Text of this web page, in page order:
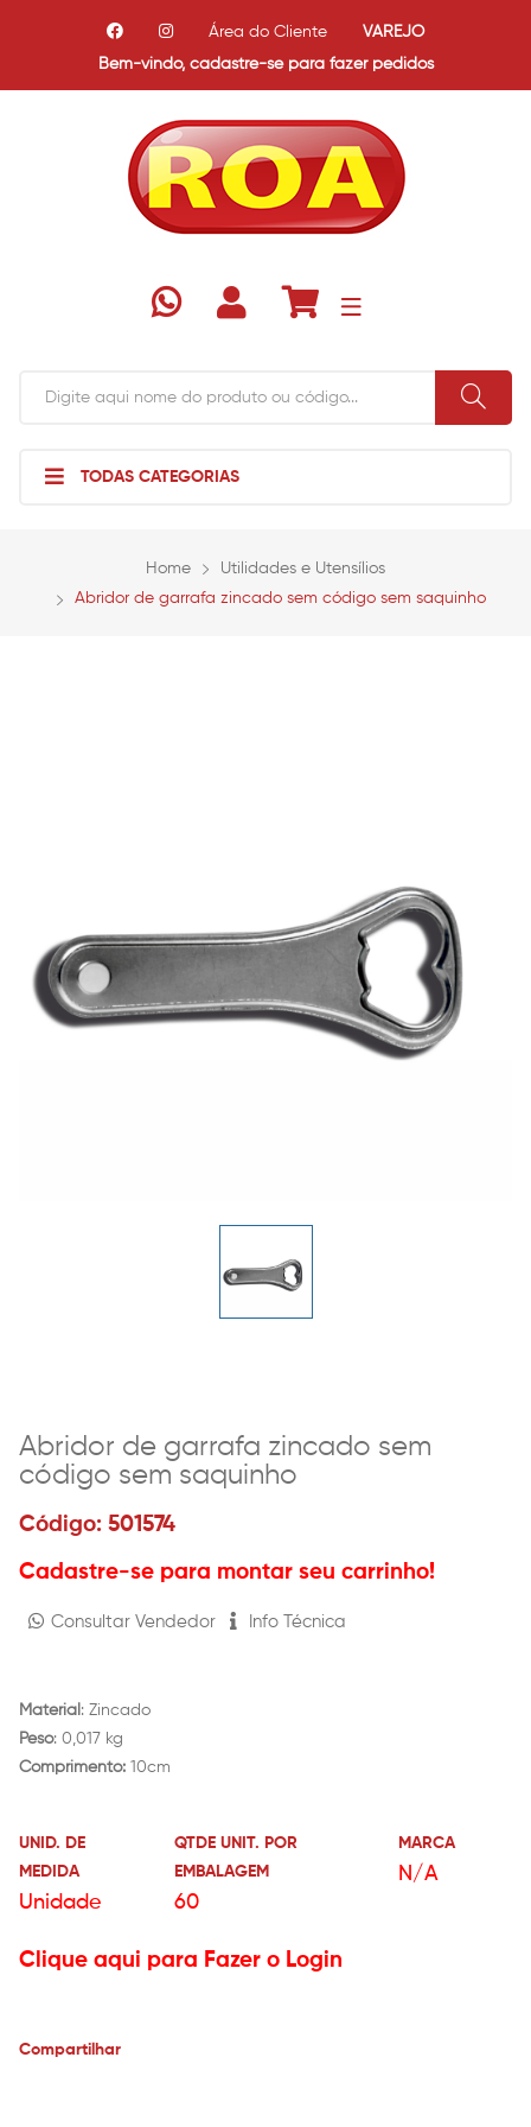
Bem-vindo, cadastre-se para fazer pedidos
Área do Cliente VAREJO
TODAS CATEGORIAS
Home
Utilidades e Utensílios
Abridor de garrafa zincado sem código sem saquinho
Abridor de garrafa zincado sem
código sem saquinho
Código: 501574
Cadastre-se para montar seu carrinho!
Consultar Vendedor Info Técnica
Material : Zincado
Peso: 0,017 kg
Comprimento: 10cm
UNID. DE
MEDIDA
Unidade
QTDE UNIT. POR
EMBALAGEM
60
MARCA
N/A
Clique aqui para Fazer o Login
Compartilhar